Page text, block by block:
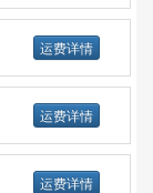
运费详情
运费详情
运费详情